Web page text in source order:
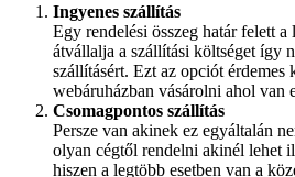
Ingyenes szállítás
Egy rendelési összeg határ felett
átvállalja a szállítási költséget így
szállításért. Ezt az opciót érdemes
webáruházban vásárolni ahol van
Csomagpontos szállítás
Persze van akinek ez egyáltalán
olyan cégtől rendelni akinél lehet
hiszen a legtöbb esetben van a